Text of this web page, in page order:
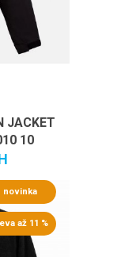
JACKET
10
novinka
až 11 %